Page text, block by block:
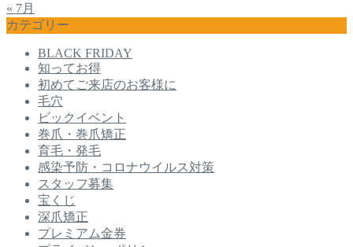
« 7月
カテゴリー
BLACK FRIDAY
知ってお得
初めてご来店のお客様に
毛穴
ビックイベント
巻爪・巻爪矯正
育毛・発毛
感染予防・コロナウイルス対策
スタッフ募集
宝くじ
深爪矯正
プレミアム金券